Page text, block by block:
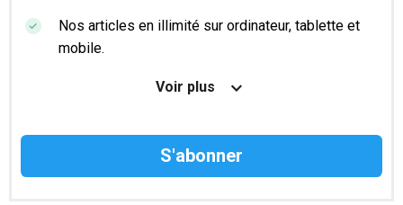
Nos articles en illimité sur ordinateur, tablette et
mobile.
Le magazine TelQuel en numérique avant la sortie
Voir plus